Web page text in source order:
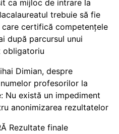
ca mijloc de intrare la
trebuie să fie
care certifică competențele
după parcursul unui
obligatoriu
Dimian, despre
profesorilor la
Nu există un impediment
anonimizarea rezultatelor
Rezultate finale